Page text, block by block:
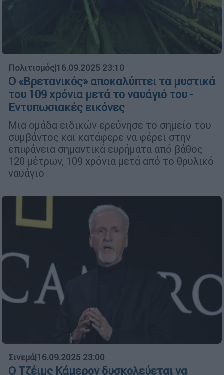
Πολιτισμός|16.09.2025 23:10
Ο «Βρετανικός» αποκαλύπτει τα μυστικά
του 109 χρόνια μετά το ναυάγιό του -
Εντυπωσιακές εικόνες
Μια ομάδα ειδικών ερεύνησε το σημείο του
συμβάντος και κατάφερε να φέρει στην
επιφάνεια σημαντικά ευρήματα από βάθος
120 μέτρων, 109 χρόνια μετά από το θρυλικό
ναυάγιο
Σινεμά|16.09.2025 23:00
Ο Τζέιμς Κάμερον δυσκολεύεται να